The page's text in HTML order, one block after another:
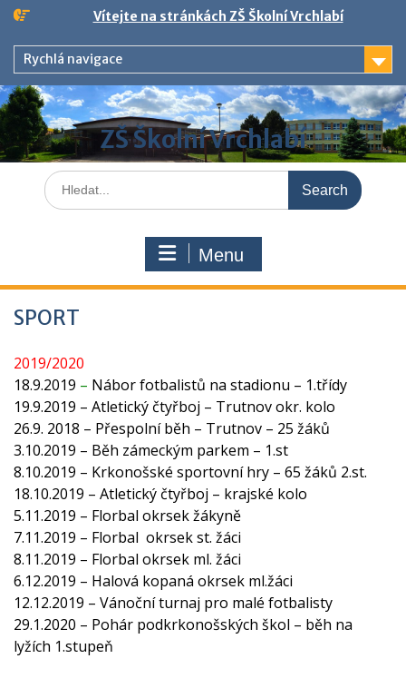
Skip
content
Vítejte na stránkách ZŠ Školní Vrchlabí
Rychlá navigace
ZŠ Školní Vrchlabí
Search
for:
Menu
SPORT
2019/2020
18.9.2019 – Nábor fotbalistů na stadionu – 1.třídy
19.9.2019 – Atletický čtyřboj – Trutnov okr. kolo
26.9. 2018 – Přespolní běh – Trutnov – 25 žáků
3.10.2019 – Běh zámeckým parkem – 1.st
8.10.2019 – Krkonošské sportovní hry – 65 žáků 2.st.
18.10.2019 – Atletický čtyřboj – krajské kolo
5.11.2019 – Florbal okrsek žákyně
7.11.2019 – Florbal okrsek st. žáci
8.11.2019 – Florbal okrsek ml. žáci
6.12.2019 – Halová kopaná okrsek ml.žáci
12.12.2019 – Vánoční turnaj pro malé fotbalisty
29.1.2020 – Pohár podkrkonošských škol – běh na
lyžích 1.stupeň